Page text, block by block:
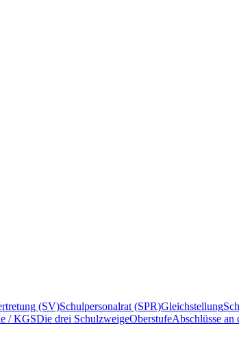
(SV)Schulpersonalrat (SPR)Gleichstellung
/ KGSDie drei SchulzweigeOberstufeAbschlüsse an